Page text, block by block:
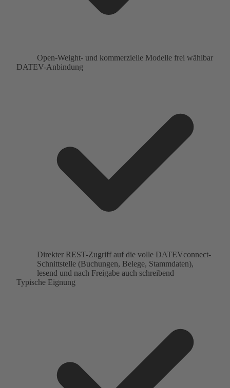
Open-Weight- und kommerzielle Modelle frei wählbar
DATEV-Anbindung
Direkter REST-Zugriff auf die volle DATEVconnect-
Schnittstelle (Buchungen, Belege, Stammdaten),
lesend und nach Freigabe auch schreibend
Typische Eignung